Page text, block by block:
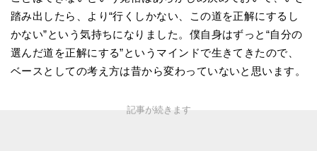
踏み出したら、より“行くしかない、この道を正解にするし
かない”という気持ちになりました。僕自身はずっと“自分の
選んだ道を正解にする”というマインドで生きてきたので、
ベースとしての考え方は昔から変わっていないと思います。